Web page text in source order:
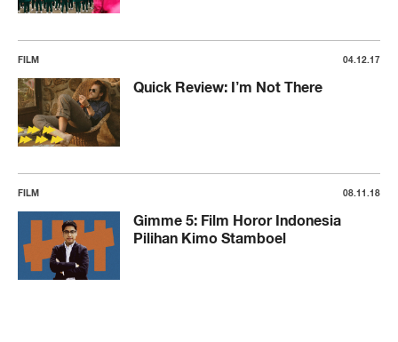
FILM 04.12.17
Quick Review: I’m Not There
FILM 08.11.18
Gimme 5: Film Horor Indonesia
Pilihan Kimo Stamboel